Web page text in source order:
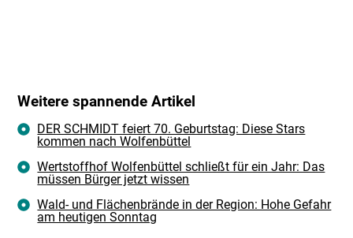
Weitere spannende Artikel
DER SCHMIDT feiert 70. Geburtstag: Diese Stars
kommen nach Wolfenbüttel
Wertstoffhof Wolfenbüttel schließt für ein Jahr: Das
müssen Bürger jetzt wissen
Wald- und Flächenbrände in der Region: Hohe Gefahr
am heutigen Sonntag